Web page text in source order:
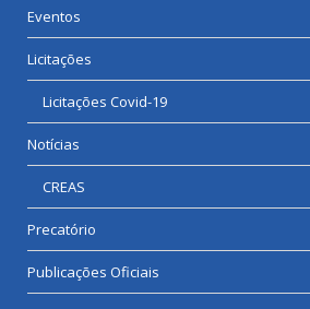
Eventos
Licitações
Licitações Covid-19
Notícias
CREAS
Precatório
Publicações Oficiais